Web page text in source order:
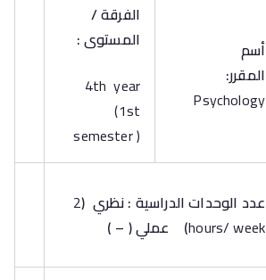
أسم
المقرر:
Psychology
الفرقة /
المستوى :
4th year
(1st
semester )
عدد الوحدات الدراسية : نظري (
2
hours/ week
) عملي( – )